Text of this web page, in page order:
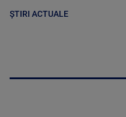
ȘTIRI ACTUALE